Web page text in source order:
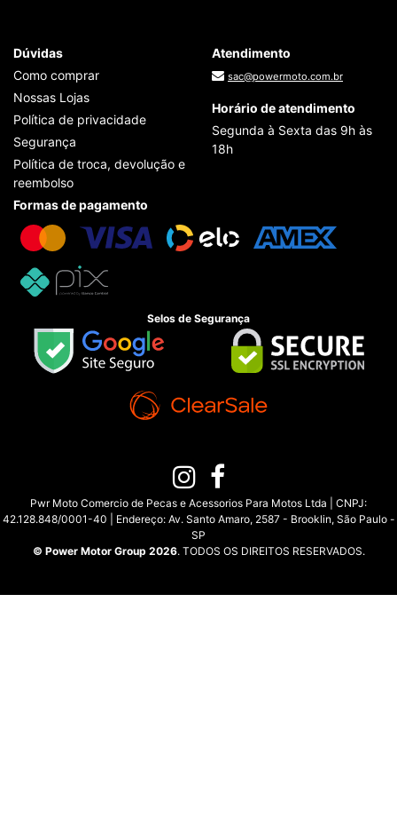
Dúvidas
Como comprar
Nossas Lojas
Política de privacidade
Segurança
Política de troca, devolução e
reembolso
Atendimento
sac@powermoto.com.br
Horário de atendimento
Segunda à Sexta das 9h às
18h
Formas de pagamento
Selos de Segurança
Pwr Moto Comercio de Pecas e Acessorios Para Motos Ltda | CNPJ:
42.128.848/0001-40 | Endereço: Av. Santo Amaro, 2587 - Brooklin, São Paulo -
SP
© Power Motor Group 2026. TODOS OS DIREITOS RESERVADOS.